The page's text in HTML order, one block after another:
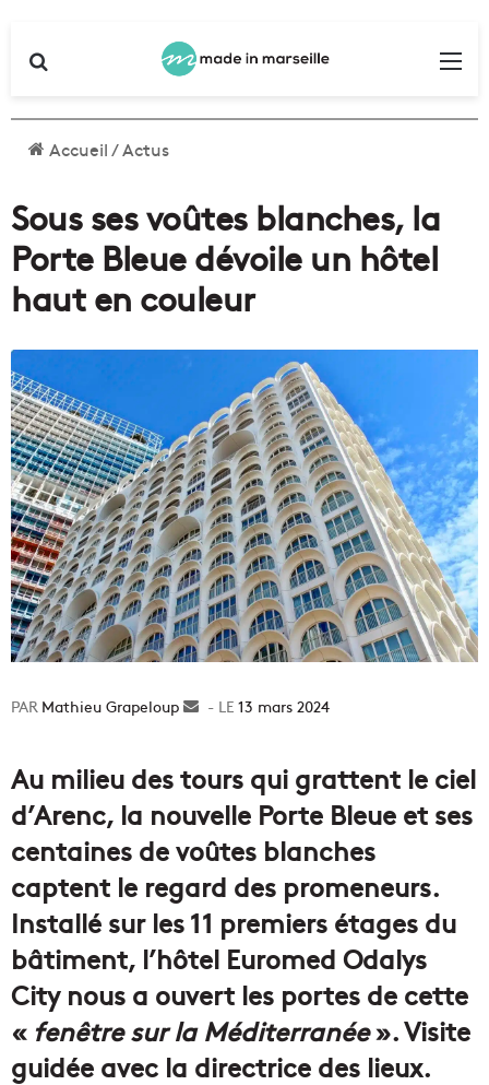
Accueil/Actus
Sous ses voûtes blanches, la
Porte Bleue dévoile un hôtel
haut en couleur
Mathieu Grapeloup
Envoyer13 mars 2024
Au milieu des tours qui grattent le ciel
d’Arenc, la nouvelle Porte Bleue et ses
centaines de voûtes blanches
captent le regard des promeneurs.
Installé sur les 11 premiers étages du
bâtiment, l’hôtel Euromed Odalys
City nous a ouvert les portes de cette
« fenêtre sur la Méditerranée». Visite
guidée avec la directrice des lieux.